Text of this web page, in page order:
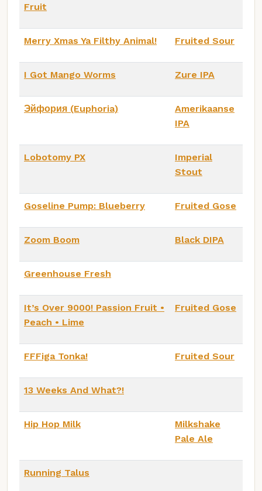
Fruit
Merry Xmas Ya Filthy Animal! Fruited Sour
I Got Mango Worms Zure IPA
Эйфория (Euphoria)
Amerikaanse
IPA
Lobotomy PX
Imperial
Stout
Goseline Pump: Blueberry Fruited Gose
Zoom Boom Black DIPA
Greenhouse Fresh
It’s Over 9000! Passion Fruit •
Peach • Lime
Fruited Gose
FFFiga Tonka! Fruited Sour
13 Weeks And What?!
Hip Hop Milk
Milkshake
Pale Ale
Running Talus